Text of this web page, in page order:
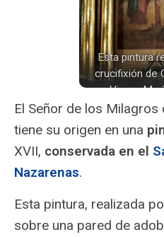
Esta pintura
crucifixión de
Virgen
Magdalena a
del Santuario
El Señor de los Milagros
tiene su origen en una
XVII, conservada en el
Nazarenas.
Esta pintura, realizada
sobre una pared de